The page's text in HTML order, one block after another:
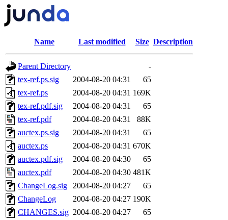
Name Last modified Size Description
Parent Directory
-
tex-ref.ps.sig
2004-08-20 04:31
65
tex-ref.ps
2004-08-20 04:31 169K
tex-ref.pdf.sig
2004-08-20 04:31
65
tex-ref.pdf
2004-08-20 04:31
88K
auctex.ps.sig
2004-08-20 04:31
65
auctex.ps
2004-08-20 04:31 670K
auctex.pdf.sig
2004-08-20 04:30
65
auctex.pdf
2004-08-20 04:30 481K
ChangeLog.sig
2004-08-20 04:27
65
ChangeLog
2004-08-20 04:27 190K
CHANGES.sig 2004-08-20 04:27
65